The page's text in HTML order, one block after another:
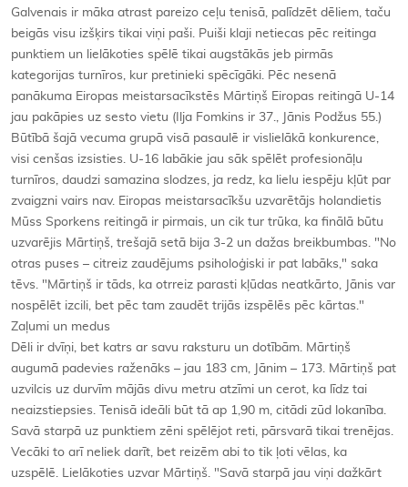
Galvenais ir māka atrast pareizo ceļu tenisā, palīdzēt dēliem, taču
beigās visu izšķirs tikai viņi paši. Puiši klaji netiecas pēc reitinga
punktiem un lielākoties spēlē tikai augstākās jeb pirmās
kategorijas turnīros, kur pretinieki spēcīgāki. Pēc nesenā
panākuma Eiropas meistarsacīkstēs Mārtiņš Eiropas reitingā U-14
jau pakāpies uz sesto vietu (Ilja Fomkins ir 37., Jānis Podžus 55.)
Būtībā šajā vecuma grupā visā pasaulē ir vislielākā konkurence,
visi cenšas izsisties. U-16 labākie jau sāk spēlēt profesionāļu
turnīros, daudzi samazina slodzes, ja redz, ka lielu iespēju kļūt par
zvaigzni vairs nav. Eiropas meistarsacīkšu uzvarētājs holandietis
Mūss Sporkens reitingā ir pirmais, un cik tur trūka, ka finālā būtu
uzvarējis Mārtiņš, trešajā setā bija 3-2 un dažas breikbumbas. "No
otras puses – citreiz zaudējums psiholoģiski ir pat labāks," saka
tēvs. "Mārtiņš ir tāds, ka otrreiz parasti kļūdas neatkārto, Jānis var
nospēlēt izcili, bet pēc tam zaudēt trijās izspēlēs pēc kārtas."
Zaļumi un medus
Dēli ir dvīņi, bet katrs ar savu raksturu un dotībām. Mārtiņš
augumā padevies raženāks – jau 183 cm, Jānim – 173. Mārtiņš pat
uzvilcis uz durvīm mājās divu metru atzīmi un cerot, ka līdz tai
neaizstiepsies. Tenisā ideāli būt tā ap 1,90 m, citādi zūd lokanība.
Savā starpā uz punktiem zēni spēlējot reti, pārsvarā tikai trenējas.
Vecāki to arī neliek darīt, bet reizēm abi to tik ļoti vēlas, ka
uzspēlē. Lielākoties uzvar Mārtiņš. "Savā starpā jau viņi dažkārt